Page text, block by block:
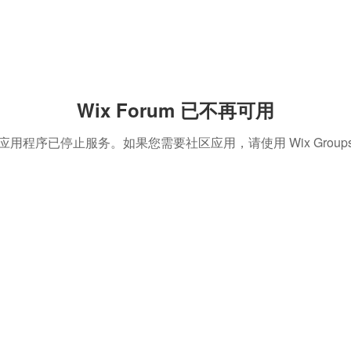
Wix Forum 已不再可用
用程序已停止服务。如果您需要社区应用，请使用 Wix